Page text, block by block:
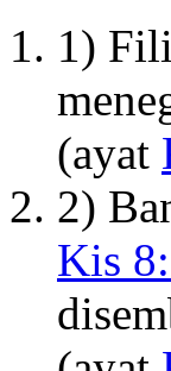
1)
(ayat
2)
Kis